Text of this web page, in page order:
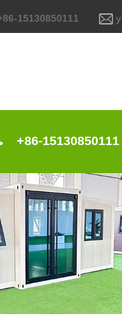
15130850111
+86-15130850111